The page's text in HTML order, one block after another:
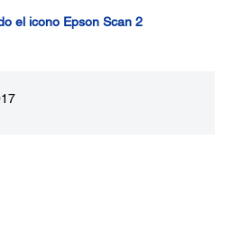
el icono Epson Scan 2